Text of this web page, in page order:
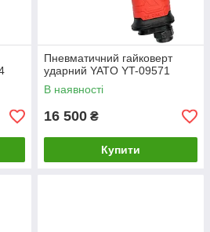
Пневматичний гайковерт
ударний YATO YT-09571
В наявності
16 500 ₴
Купити